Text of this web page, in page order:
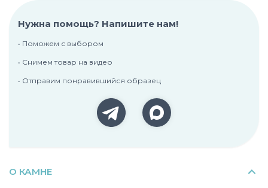
Нужна помощь? Напишите нам!
• Поможем с выбором
• Снимем товар на видео
• Отправим понравившийся образец
О КАМНЕ